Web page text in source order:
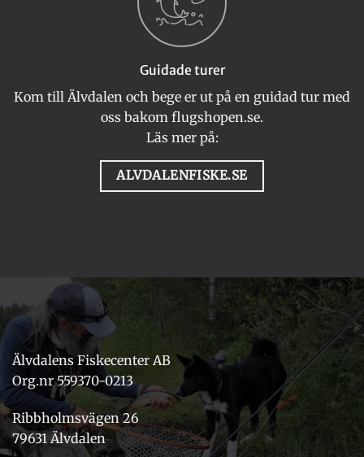
Guidade turer
Kom till Älvdalen och bege er ut på en guidad tur med
oss bakom flugshopen.se.
Läs mer på:
ALVDALENFISKE.SE
Älvdalens Fiskecenter AB
Org.nr 559370-0213
Ribbholmsvägen 26
79631 Älvdalen